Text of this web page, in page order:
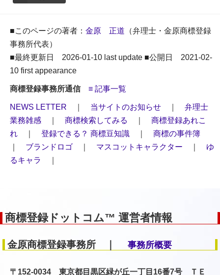
■このページの著者： 金原 正道 （弁理士・金原商標登録
事務所代表）
■最終更新日 2026-01-10 last update ■公開日 2021-02-
10 first appearance
商標登録事務所通信 ≡ 記事一覧
NEWS LETTER 当サイトのお知らせ
弁理士
業務雑感
商標検索してみる
商標登録あれこ
れ
登録できる？ 商標豆知識
商標の事件簿
ブランドロゴ マスコットキャラクター
ゆ
るキャラ
商標登録ドットコム™ 運営者情報
金原商標登録事務所 ｜ 事務所概要
〒152-0034 東京都目黒区緑が丘一丁目16番7号 ＴＥ